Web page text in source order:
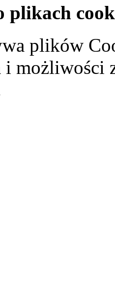
plikach
plików
i możliwości